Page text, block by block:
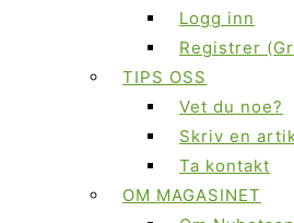
Logg inn
Registrer
TIPS OSS
Vet du noe?
Skriv en
Ta kontakt
OM MAGASINET